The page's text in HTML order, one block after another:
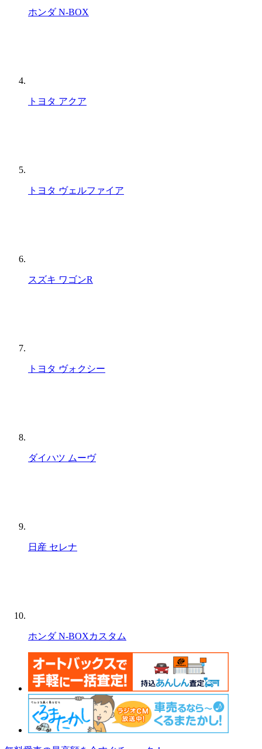
ホンダ N-BOX
トヨタ アクア
トヨタ ヴェルファイア
スズキ ワゴンR
トヨタ ヴォクシー
ダイハツ ムーヴ
日産 セレナ
ホンダ N-BOXカスタム